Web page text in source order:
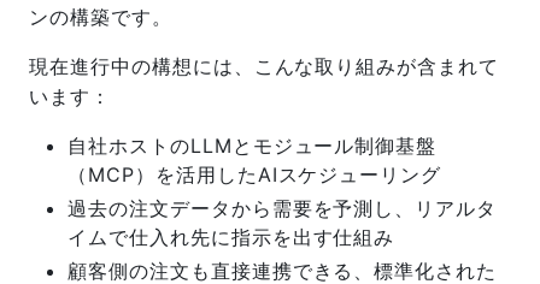
ンの構築です。
現在進行中の構想には、こんな取り組みが含まれて
います：
自社ホストのLLMとモジュール制御基盤
（MCP）を活用したAIスケジューリング
過去の注文データから需要を予測し、リアルタ
イムで仕入れ先に指示を出す仕組み
顧客側の注文も直接連携できる、標準化された